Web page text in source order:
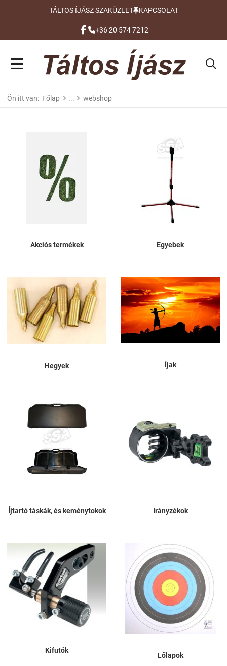
TÁLTOS ÍJÁSZ SZAKÜZLET KAPCSOLAT
FACEBOOK
+36 20 574 7212
Ön itt van: Főlap webshop
Akciós termékek Egyebek
Hegyek Íjak
Íjtartó táskák, és keménytokok Irányzékok
Kifutók
Lőlapok